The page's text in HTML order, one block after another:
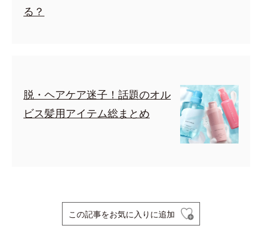
る？
脱・ヘアケア迷子！話題のオル
ビス髪用アイテム総まとめ
この記事をお気に入りに追加